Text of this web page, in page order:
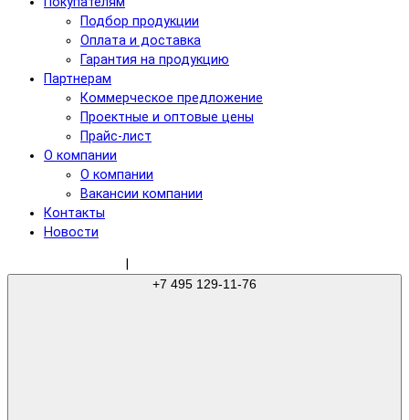
Подбор продукции
Оплата и доставка
Гарантия на продукцию
Партнерам
Коммерческое предложение
Проектные и оптовые цены
Прайс-лист
О компании
О компании
Вакансии компании
Контакты
Новости